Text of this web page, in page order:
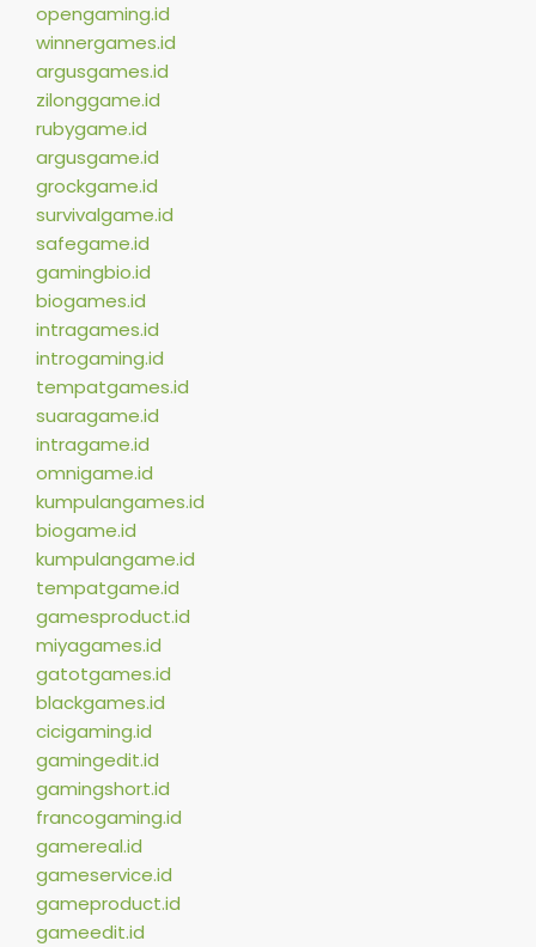
opengaming.id
winnergames.id
argusgames.id
zilonggame.id
rubygame.id
argusgame.id
grockgame.id
survivalgame.id
safegame.id
gamingbio.id
biogames.id
intragames.id
introgaming.id
tempatgames.id
suaragame.id
intragame.id
omnigame.id
kumpulangames.id
biogame.id
kumpulangame.id
tempatgame.id
gamesproduct.id
miyagames.id
gatotgames.id
blackgames.id
cicigaming.id
gamingedit.id
gamingshort.id
francogaming.id
gamereal.id
gameservice.id
gameproduct.id
gameedit.id